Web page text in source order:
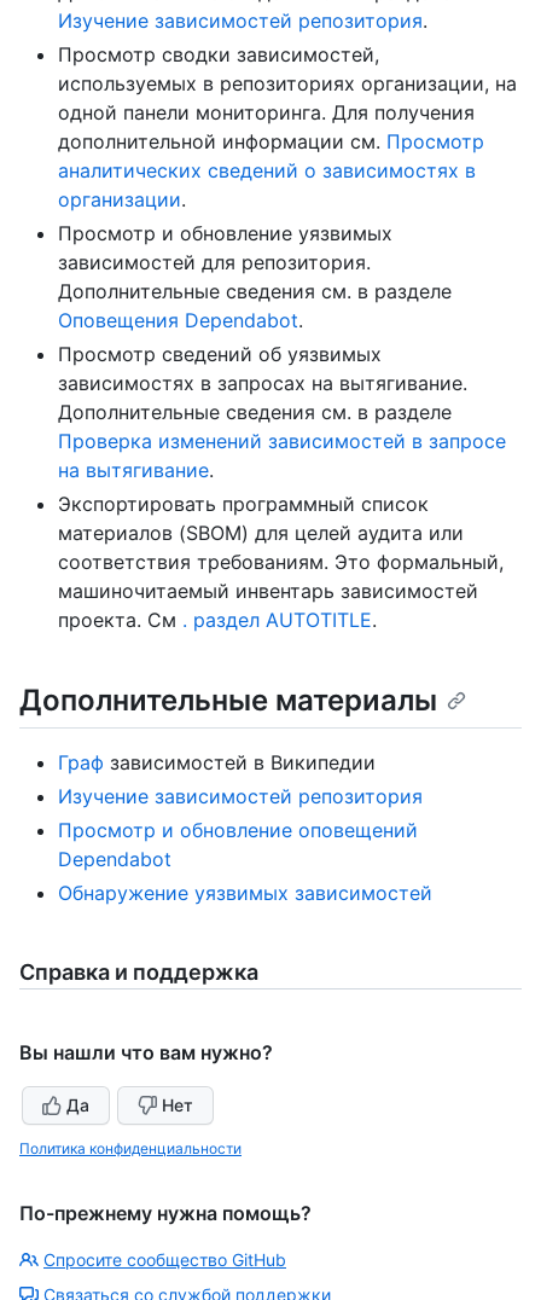
Изучение зависимостей репозитория.
Просмотр сводки зависимостей,
используемых в репозиториях организации, на
одной панели мониторинга. Для получения
дополнительной информации см. Просмотр
аналитических сведений о зависимостях в
организации.
Просмотр и обновление уязвимых
зависимостей для репозитория.
Дополнительные сведения см. в разделе
Оповещения Dependabot.
Просмотр сведений об уязвимых
зависимостях в запросах на вытягивание.
Дополнительные сведения см. в разделе
Проверка изменений зависимостей в запросе
на вытягивание.
Экспортировать программный список
материалов (SBOM) для целей аудита или
соответствия требованиям. Это формальный,
машиночитаемый инвентарь зависимостей
проекта. См . раздел AUTOTITLE.
Дополнительные материалы
Граф зависимостей в Википедии
Изучение зависимостей репозитория
Просмотр и обновление оповещений
Dependabot
Обнаружение уязвимых зависимостей
Справка и поддержка
Вы нашли что вам нужно?
Да Нет
Политика конфиденциальности
По-прежнему нужна помощь?
Спросите сообщество GitHub
Связаться со службой поддержки